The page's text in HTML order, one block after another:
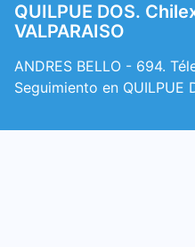
QUILPUE DOS.
VALPARAISO
ANDRES BELLO - 694.
Seguimiento en QUILPUE